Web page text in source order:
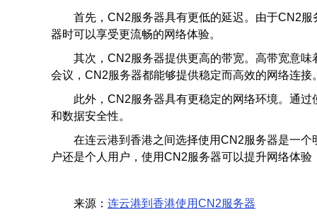
首先，CN2服务器具有更低的延迟。由于CN2
器时可以享受更流畅的网络体验。
其次，CN2服务器提供更高的带宽。高带宽意
会议，CN2服务器都能够提供稳定而高效的网络连接
此外，CN2服务器具有更稳定的网络环境。通
和数据安全性。
在连云港到香港之间选择使用CN2服务器是一
户还是个人用户，使用CN2服务器可以提升网络体
来源： 连云港到香港使用CN2服务器